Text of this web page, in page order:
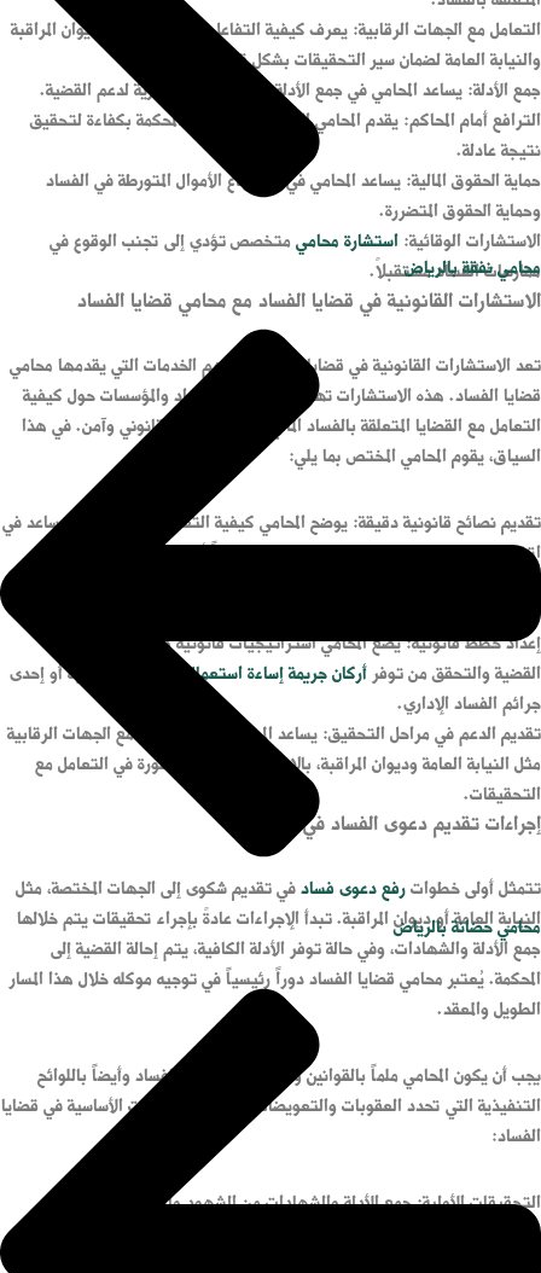
محامي نفقة بالرياض
محامي حضانة بالرياض
التعامل مع الجهات الرقابية: يعرف كيفية التفاعل مع الجهات مثل ديوان المراقبة
والنيابة العامة لضمان سير التحقيقات بشكل قانوني.
جمع الأدلة: يساعد المحامي في جمع الأدلة والشهادات الضرورية لدعم القضية.
الترافع أمام المحاكم: يقدم المحامي الدفاع القانوني في المحكمة بكفاءة لتحقيق
نتيجة عادلة.
حماية الحقوق المالية: يساعد المحامي في استرجاع الأموال المتورطة في الفساد
وحماية الحقوق المتضررة.
الاستشارات الوقائية: استشارة محاميمتخصص تؤدي إلى تجنب الوقوع في
ممارسات الفساد مستقبلاً.
الاستشارات القانونية في قضايا الفساد مع محامي قضايا الفساد
تعد الاستشارات القانونية في قضايا الفساد من أهم الخدمات التي يقدمها محامي
قضايا الفساد. هذه الاستشارات تهدف إلى توجيه الأفراد والمؤسسات حول كيفية
التعامل مع القضايا المتعلقة بالفساد المالي والإداري بشكل قانوني وآمن. في هذا
السياق، يقوم المحامي المختص بما يلي:
تقديم نصائح قانونية دقيقة: يوضح المحامي كيفية التعامل مع القضايا، ويساعد في
اتخاذ القرارات الصحيحة سواء كان الشخص متهماً أو ضحية.
مما يساعد العملاء على فهم حقوقهم وواجباتهم.
إعداد خطط قانونية: يضع المحامي استراتيجيات قانونية واضحة للتعامل مع
القضية والتحقق من توفرأركان جريمة إساءة استعمال السلطة
أو الرشوة أو إحدى
جرائم الفساد الإداري.
تقديم الدعم في مراحل التحقيق: يساعد المحامي في التفاوض مع الجهات الرقابية
مثل النيابة العامة وديوان المراقبة، بالإضافة إلى تقديم المشورة في التعامل مع
التحقيقات.
إجراءات تقديم دعوى الفساد في السعودية
تتمثل أولى خطواترفع دعوى فسادفي تقديم شكوى إلى الجهات المختصة، مثل
النيابة العامة أو ديوان المراقبة. تبدأ الإجراءات عادةً بإجراء تحقيقات يتم خلالها
جمع الأدلة والشهادات، وفي حالة توفر الأدلة الكافية، يتم إحالة القضية إلى
المحكمة. يُعتبر محامي قضايا الفساد دوراً رئيسياً في توجيه موكله خلال هذا المسار
الطويل والمعقد.
يجب أن يكون المحامي ملماً بالقوانين والأنظمة المتعلقة بالفساد وأيضاً باللوائح
التنفيذية التي تحدد العقوبات والتعويضات. تتضمن الإجراءات الأساسية في قضايا
الفساد:
التحقيقات الأولية: جمع الأدلة والشهادات من الشهود والمستندات.
الاستجواب: توجيه الأسئلة للمتهمين والضحايا للحصول على المعلومات الضرورية.